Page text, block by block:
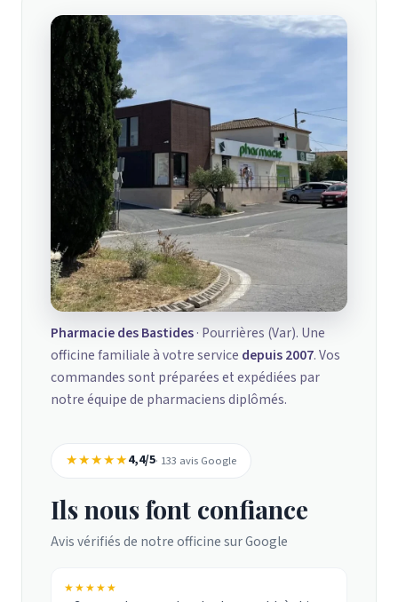
Pharmacie des Bastides· Pourrières (Var). Une
officine familiale à votre service depuis 2007. Vos
commandes sont préparées et expédiées par
notre équipe de pharmaciens diplômés.
★★★★★4,4/5· 133 avis Google
Ils nous font confiance
Avis vérifiés de notre officine sur Google
★★★★★